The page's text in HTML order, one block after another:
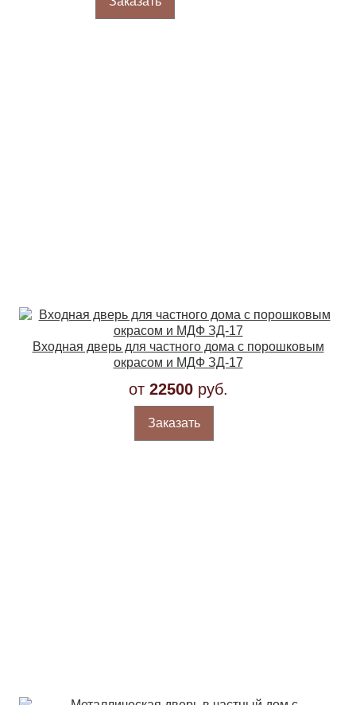
Входная дверь для частного дома с порошковым
окрасом и МДФ ЗД-17
от 22500руб.
Заказать